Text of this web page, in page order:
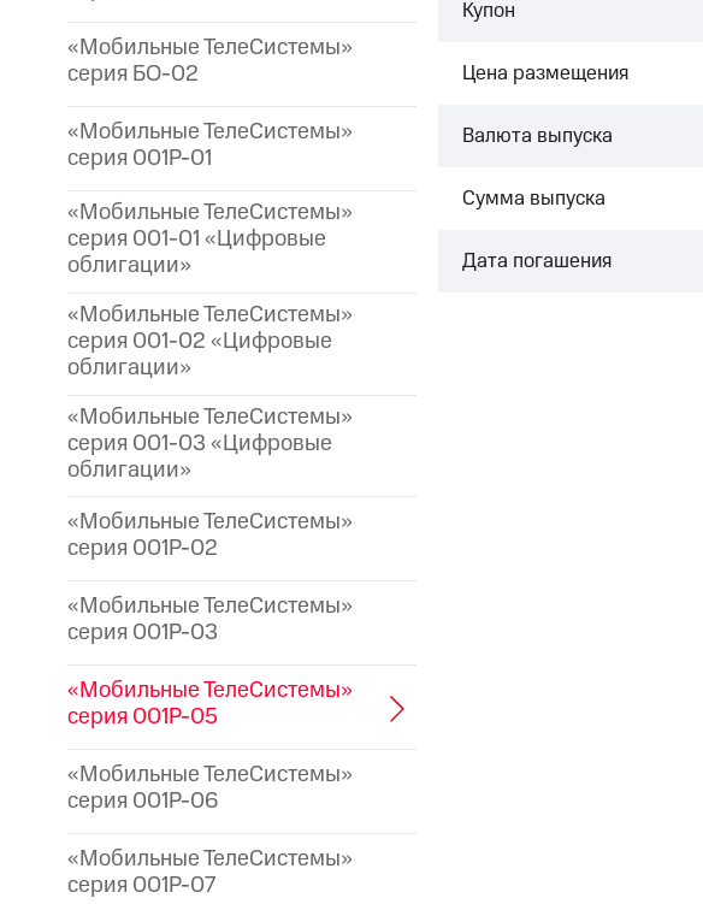
«Мобильные ТелеСистемы»
серия БО-02
«Мобильные ТелеСистемы»
серия 001P-01
«Мобильные ТелеСистемы»
серия 001-01 «Цифровые
облигации»
«Мобильные ТелеСистемы»
серия 001-02 «Цифровые
облигации»
«Мобильные ТелеСистемы»
серия 001-03 «Цифровые
облигации»
«Мобильные ТелеСистемы»
серия 001P-02
«Мобильные ТелеСистемы»
серия 001P-03
«Мобильные ТелеСистемы»
серия 001P-05
«Мобильные ТелеСистемы»
серия 001P-06
«Мобильные ТелеСистемы»
серия 001P-07
Купон
Цена размещения
Валюта выпуска
Сумма выпуска
Дата погашения